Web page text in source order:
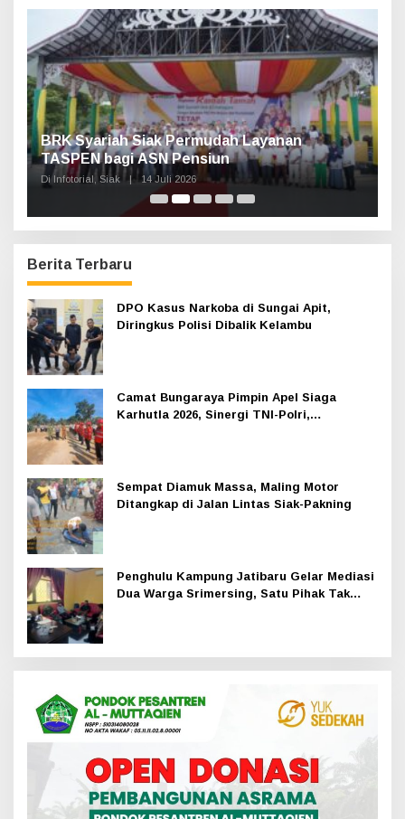
:
Haul Sultan Siak ke-60 Digelar, Bupati Afni
Ajak Masyarakat Lestarikan Sejarah
Kesultanan
Di Infotorial, Siak | 12 Juli 2026
Berita Terbaru
DPO Kasus Narkoba di Sungai Apit,
Diringkus Polisi Dibalik Kelambu
Camat Bungaraya Pimpin Apel Siaga
Karhutla 2026, Sinergi TNI-Polri,
Sempat Diamuk Massa, Maling Motor
Ditangkap di Jalan Lintas Siak-Pakning
Penghulu Kampung Jatibaru Gelar Mediasi
Dua Warga Srimersing, Satu Pihak Tak